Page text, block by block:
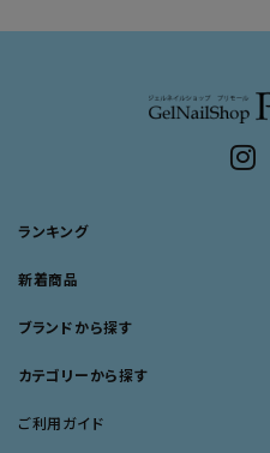
ランキング
新着商品
ブランドから探す
カテゴリーから探す
ご利用ガイド